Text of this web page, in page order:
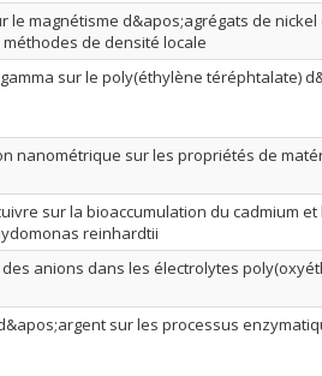
le magnétisme d&apos;agrégats de
de densité locale
sur le poly(éthylène téréphtalate)
nanométrique sur les propriétés de
sur la bioaccumulation du cadmium
reinhardtii
anions dans les électrolytes
sur les processus